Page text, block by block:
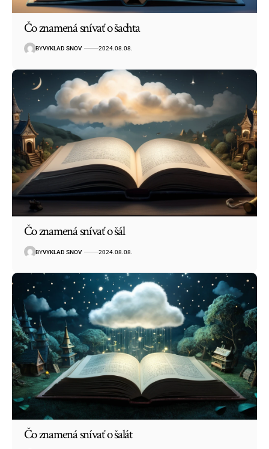
Čo znamená snívať o šachta
BYVYKLAD SNOV 2024.08.08.
Čo znamená snívať o šál
BYVYKLAD SNOV 2024.08.08.
Čo znamená snívať o šalát